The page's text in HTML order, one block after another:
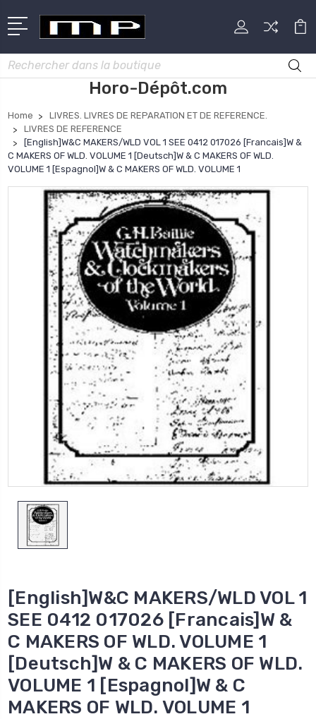
Rechercher
Horo-Dépôt.com
Home
LIVRES. LIVRES DE REPARATION ET DE REFERENCE.
LIVRES DE REFERENCE
[English]W&C MAKERS/WLD VOL 1 SEE 0412 017026 [Francais]W &
C MAKERS OF WLD. VOLUME 1 [Deutsch]W & C MAKERS OF WLD.
VOLUME 1 [Espagnol]W & C MAKERS OF WLD. VOLUME 1
[English]W&C MAKERS/WLD VOL 1
SEE 0412 017026 [Francais]W &
C MAKERS OF WLD. VOLUME 1
[Deutsch]W & C MAKERS OF WLD.
VOLUME 1 [Espagnol]W & C
MAKERS OF WLD. VOLUME 1